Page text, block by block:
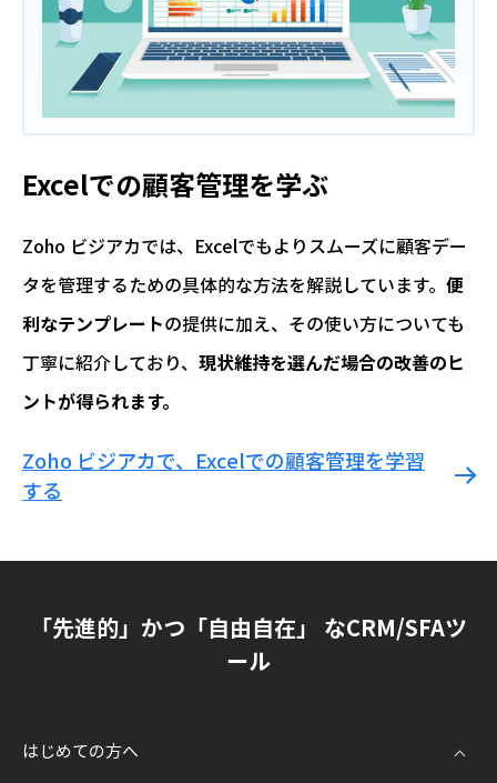
Excelでの顧客管理を学ぶ
Zoho ビジアカでは、Excelでもよりスムーズに顧客デー
タを管理するための具体的な方法を解説しています。 便
利なテンプレートの提供に加え、その使い方についても
丁寧に紹介しており、 現状維持を選んだ場合の改善のヒ
ントが得られます。
Zoho ビジアカで、Excelでの顧客管理を学習
する
「先進的」かつ「自由自在」 なCRM/SFAツ
ール
はじめての方へ